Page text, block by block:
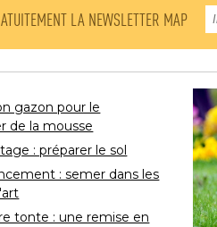
LA NEWSLETTER MAP
gazon pour le
de la mousse
: préparer le sol
: semer dans les
tonte : une remise en